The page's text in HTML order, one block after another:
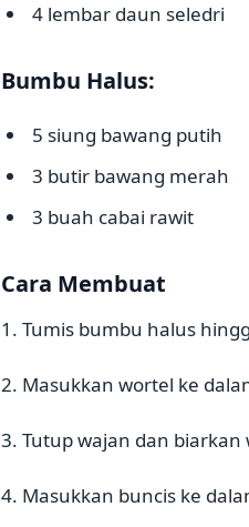
4 lembar daun seledri
Bumbu Halus:
5 siung bawang putih
3 butir bawang merah
3 buah cabai rawit
Cara Membuat
1. Tumis bumbu halus
2. Masukkan wortel ke
3. Tutup wajan dan
4. Masukkan buncis ke